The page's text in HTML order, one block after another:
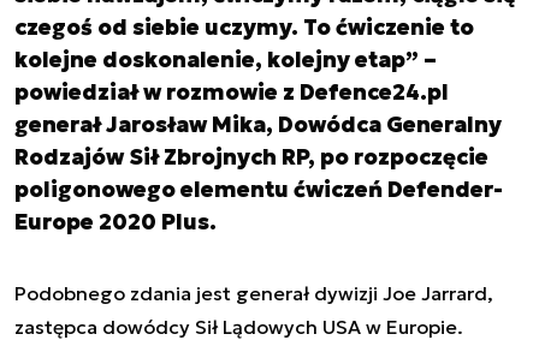
czegoś od siebie uczymy. To ćwiczenie to
kolejne doskonalenie, kolejny etap” –
powiedział w rozmowie z Defence24.pl
generał Jarosław Mika, Dowódca Generalny
Rodzajów Sił Zbrojnych RP, po rozpoczęcie
poligonowego elementu ćwiczeń Defender-
Europe 2020 Plus.
Podobnego zdania jest generał dywizji Joe Jarrard,
zastępca dowódcy Sił Lądowych USA w Europie.